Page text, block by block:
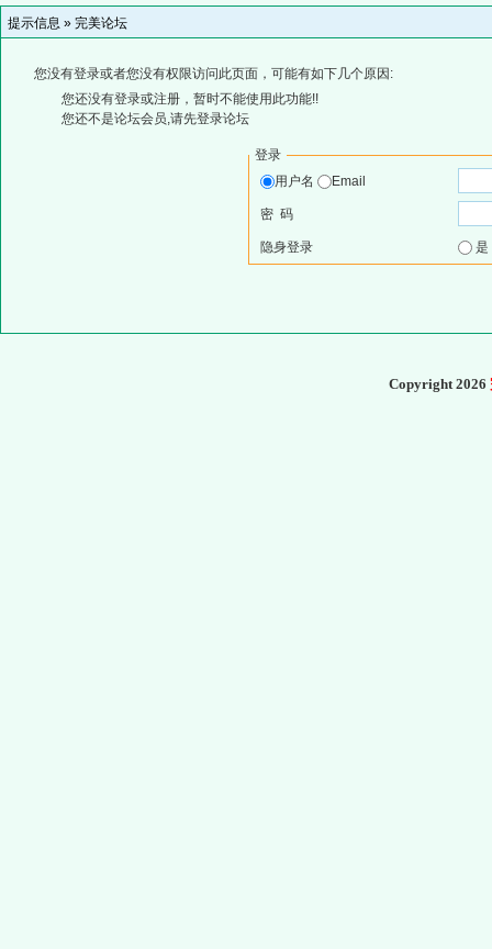
提示信息 » 完美论坛
您没有登录或者您没有权限访问此页面，可能有如下几个原因:
您还没有登录或注册，暂时不能使用此功能!!
您还不是论坛会员,请先登录论坛
登录
用户名
Email
密 码
隐身登录
Copyright 2026